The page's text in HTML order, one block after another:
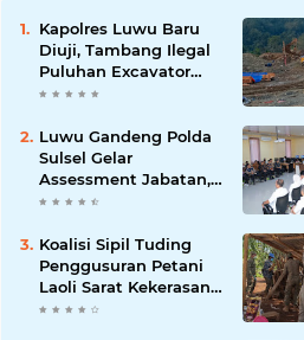
Kapolres Luwu Baru
Diuji, Tambang Ilegal
Puluhan Excavator
Masih Bebas
Luwu Gandeng Polda
Sulsel Gelar
Assessment Jabatan,
Perkuat Penempatan
Kompetensi
Koalisi Sipil Tuding
Penggusuran Petani
Laoli Sarat Kekerasan,
Desak Hentikan PSN